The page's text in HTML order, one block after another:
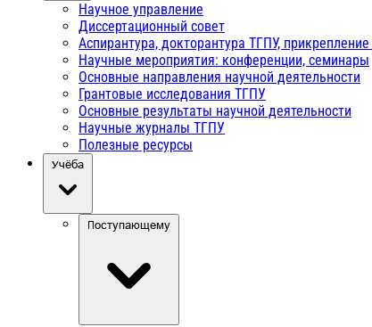
Научное управление
Диссертационный совет
Аспирантура, докторантура ТГПУ,
Научные мероприятия: конференции, семинары
Основные направления научной деятельности
Грантовые исследования ТГПУ
Основные результаты научной деятельности
Научные журналы ТГПУ
Полезные ресурсы
Учёба
Поступающему